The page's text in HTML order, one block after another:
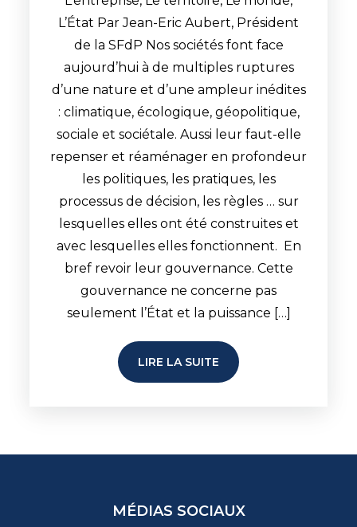
L’État Par Jean-Eric Aubert, Président
de la SFdP Nos sociétés font face
aujourd’hui à de multiples ruptures
d’une nature et d’une ampleur inédites
: climatique, écologique, géopolitique,
sociale et sociétale. Aussi leur faut-elle
repenser et réaménager en profondeur
les politiques, les pratiques, les
processus de décision, les règles … sur
lesquelles elles ont été construites et
avec lesquelles elles fonctionnent. En
bref revoir leur gouvernance. Cette
gouvernance ne concerne pas
seulement l’État et la puissance […]
LIRE LA SUITE
MÉDIAS SOCIAUX